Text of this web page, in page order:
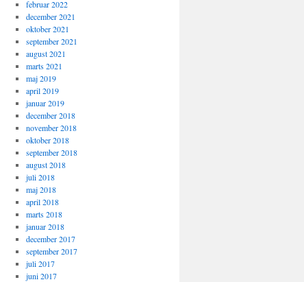
februar 2022
december 2021
oktober 2021
september 2021
august 2021
marts 2021
maj 2019
april 2019
januar 2019
december 2018
november 2018
oktober 2018
september 2018
august 2018
juli 2018
maj 2018
april 2018
marts 2018
januar 2018
december 2017
september 2017
juli 2017
juni 2017